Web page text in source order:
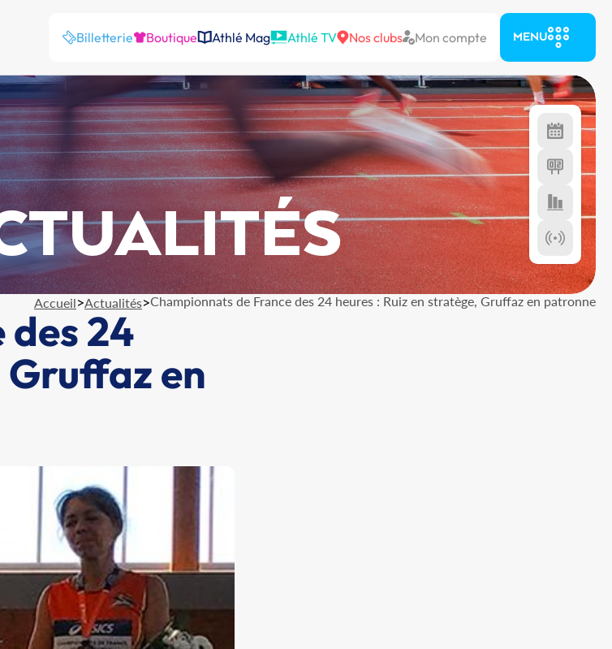
Billetterie Boutique Athlé Mag Athlé TV Nos clubs Mon compte MENU
Accueil>Actualités>Championnats de France des 24 heures : Ruiz en stratège, Gruffaz en patronne
24
Gruffaz en